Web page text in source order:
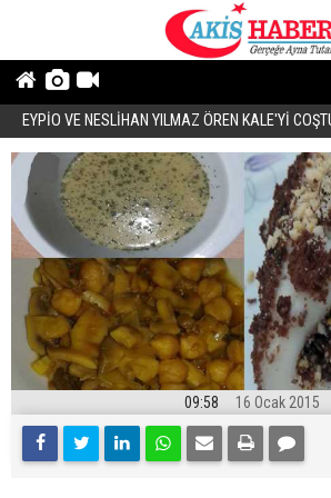
EYPİO VE NESLİHAN YILMAZ ÖREN KALE'Yİ
09:58 16 Ocak 2015